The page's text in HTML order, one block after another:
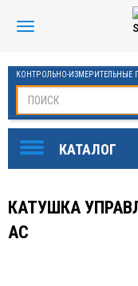
КОНТРОЛЬНО-ИЗМЕРИТЕЛЬНЫЕ
КАТУШКА
AC